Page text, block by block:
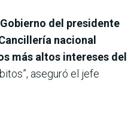
del presidente
nacional
más altos intereses del
aseguró el jefe